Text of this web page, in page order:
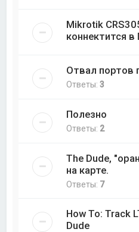
Mikrotik
коннектится в
Отвал портов
Ответы:3
Полезно
Ответы: 2
The Dude,
на карте.
Ответы: 7
How To: Track
Dude